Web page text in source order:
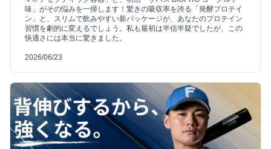
味」がその悩みを一掃します！驚きの吸収率を誇る「発酵プロテイ
ン」と、スリムで飲みやすい新パッケージが、あなたのプロテイン
習慣を劇的に変えるでしょう。私も最初は半信半疑でしたが、この
快適さには本当に驚きました。
2026/06/23